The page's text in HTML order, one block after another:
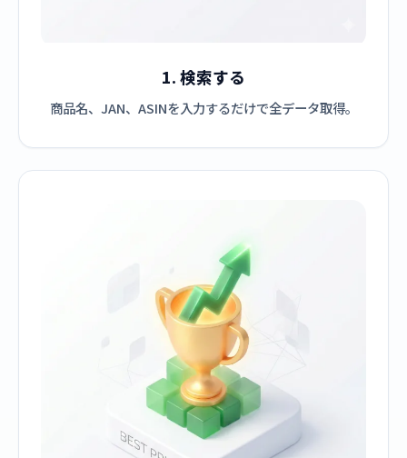
1. 検索する
商品名、JAN、ASINを入力するだけで全データ取得。